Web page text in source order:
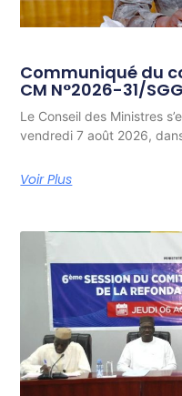
Communiqué du
CM N°2026-31/SGG
Le Conseil des Ministres
vendredi 7 août 2026,
Voir Plus